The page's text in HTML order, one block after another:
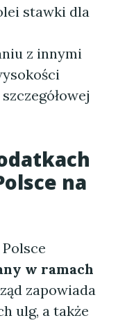
stawki dla
z innymi
na
w ramach
zapowiada
ulg, a także